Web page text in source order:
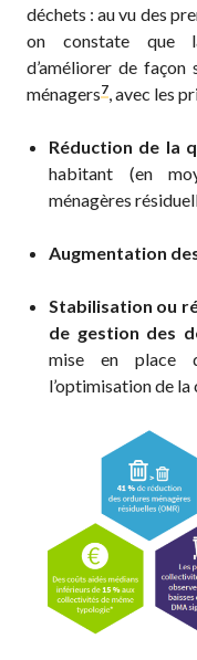
déchets : au vu des
on constate que
d’améliorer de
ménagers7, avec les
Réduction de la
habitant (en
ménagères
Augmentation
Stabilisation ou
de gestion des
mise en place
l’optimisation de